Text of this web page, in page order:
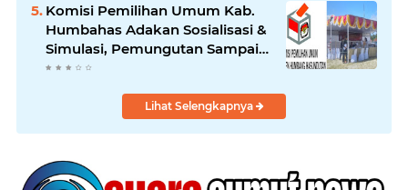
Komisi Pemilihan Umum Kab.
Humbahas Adakan Sosialisasi &
Simulasi, Pemungutan Sampai
Rekapitulasi Suara.
Lihat Selengkapnya